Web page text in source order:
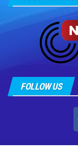
FOLLOW US